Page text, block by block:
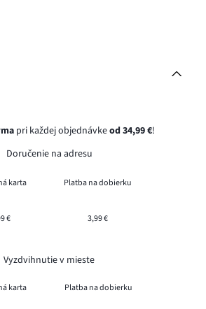
pri každej objednávkeod 34,99 €!
Doručenie na adresu
karta Platba na dobierku
€ 3,99 €
Vyzdvihnutie v mieste
karta Platba na dobierku